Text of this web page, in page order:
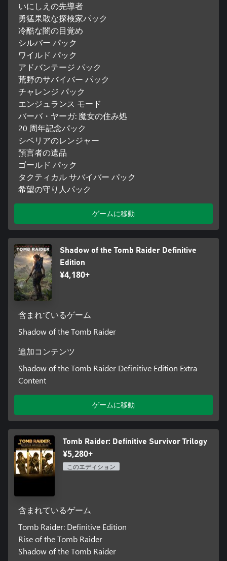
いにしえの先導者
勇猛果敢な探検家パック
冷酷な闇の目覚め
シルバー パック
ワイルド パック
アドバンテージ パック
荒野のサバイバー パック
チャレンジ パック
エンジュランス モード
バーバ・ヤーガ: 魔女の住み処
20 周年記念パック
シベリアのレンジャー
預言者の遺品
ゴールド パック
タクティカル サバイバー パック
希望の守り人パック
ゲームに移動
Shadow of the Tomb Raider Definitive
Edition
¥4,180+
含まれているゲーム
Shadow of the Tomb Raider
追加コンテンツ
Shadow of the Tomb Raider Definitive Edition Extra
Content
ゲームに移動
Tomb Raider: Definitive Survivor Trilogy
¥5,280+
このエディション
含まれているゲーム
Tomb Raider: Definitive Edition
Rise of the Tomb Raider
Shadow of the Tomb Raider